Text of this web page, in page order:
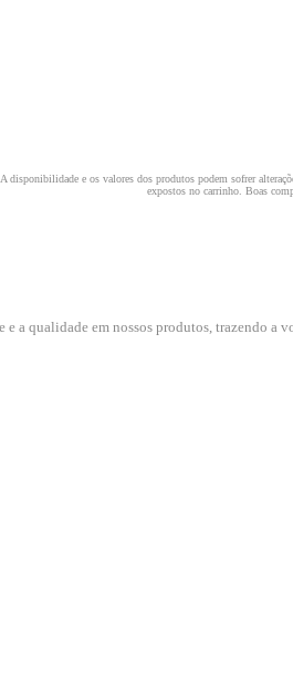
a qualidade em nossos produtos, trazendo